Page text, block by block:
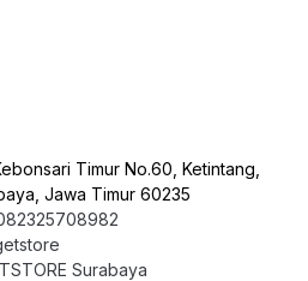
Timur No.60, Ketintang,
Jawa Timur 60235
Surabaya